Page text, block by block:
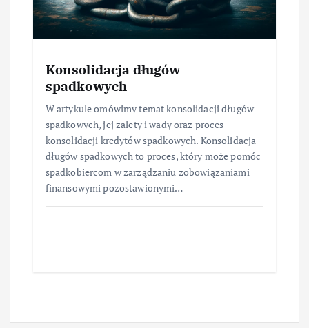
Konsolidacja długów
spadkowych
W artykule omówimy temat konsolidacji długów
spadkowych, jej zalety i wady oraz proces
konsolidacji kredytów spadkowych. Konsolidacja
długów spadkowych to proces, który może pomóc
spadkobiercom w zarządzaniu zobowiązaniami
finansowymi pozostawionymi…